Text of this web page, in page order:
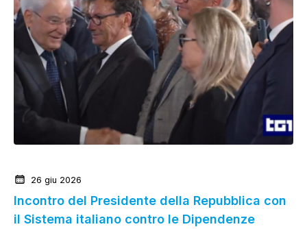
26 giu 2026
Incontro del Presidente della Repubblica con
il Sistema italiano contro le Dipendenze